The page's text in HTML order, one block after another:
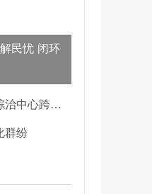
民忧 闭环
一栋危房牵动两年维权路 综治中心跨省寻鉴解民忧
群纷